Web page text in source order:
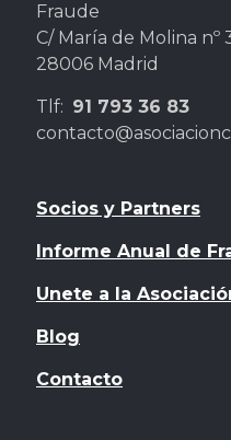
Fraude
C/ María de Molina nº
28006 Madrid
Tlf: 91 793 36 83
Socios y Partners
Informe Anual de
Unete a la
Blog
Contacto